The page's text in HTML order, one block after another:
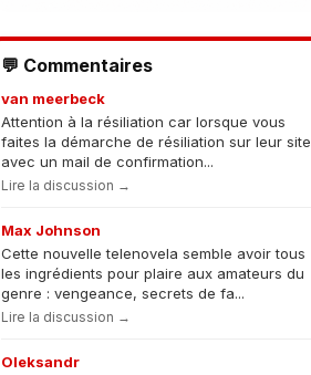
💬 Commentaires
van meerbeck
Attention à la résiliation car lorsque vous
faites la démarche de résiliation sur leur site
avec un mail de confirmation...
Lire la discussion →
Max Johnson
Cette nouvelle telenovela semble avoir tous
les ingrédients pour plaire aux amateurs du
genre : vengeance, secrets de fa...
Lire la discussion →
Oleksandr